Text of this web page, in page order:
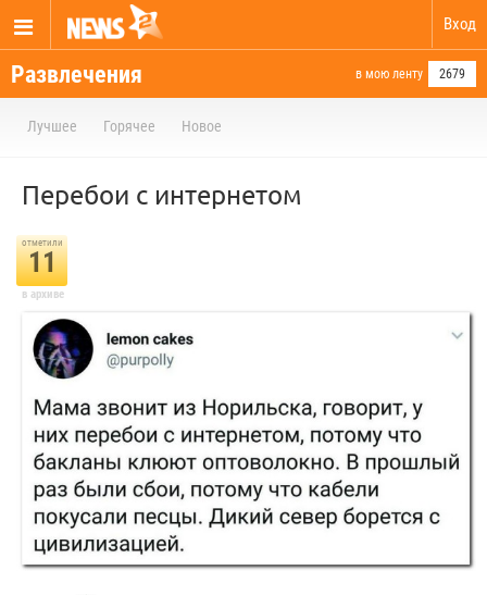
Вход
Развлечения в мою ленту 2679
Лучшее Горячее Новое
Перебои с интернетом
отметили
11
в архиве